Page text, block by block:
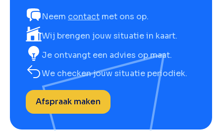
Neem contact met ons op.
Wij brengen jouw situatie in kaart.
Je ontvangt een advies op maat.
We checken jouw situatie periodiek.
Afspraak maken